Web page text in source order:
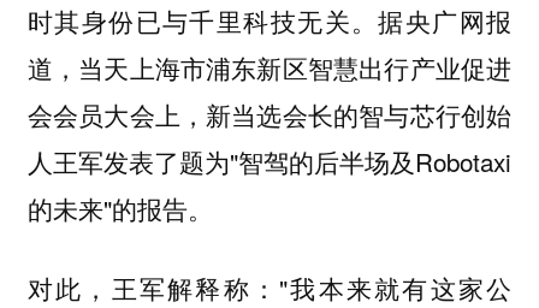
时其身份已与千里科技无关。据央广网报
道，当天上海市浦东新区智慧出行产业促进
会会员大会上，新当选会长的智与芯行创始
人王军发表了题为"智驾的后半场及Robotaxi
的未来"的报告。
对此，王军解释称："我本来就有这家公